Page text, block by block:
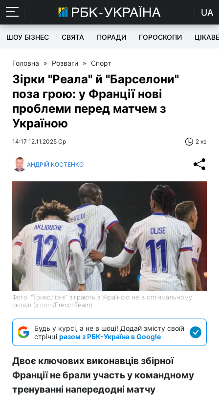
UA
ШОУ БІЗНЕС СВЯТА ПОРАДИ ГОРОСКОПИ ЦІКАВЕ
Головна » Розваги » Спорт
Зірки "Реала" й "Барселони"
поза грою: у Франції нові
проблеми перед матчем з
Україною
14:17 12.11.2025 Ср 2 хв
АНДРІЙ КОСТЕНКО
Фото: "Триколірні" зіграють з Україною не в оптимальному
складі (x.com/FrenchTeam)
Будь у курсі, а не в шоці! Додай змісту своїй
стрічці разом з РБК-Україна в Google
Двоє ключових виконавців збірної
Франції не брали участь у командному
тренуванні напередодні матчу